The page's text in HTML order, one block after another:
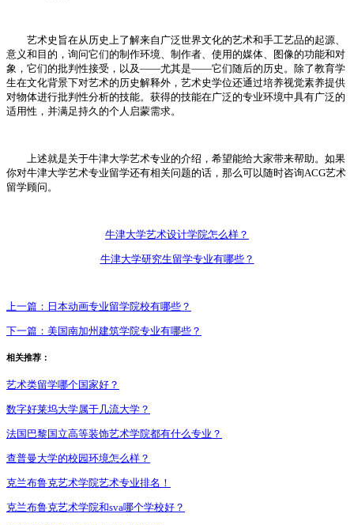
艺术史旨在从历史上了解来自广泛世界文化的艺术和手工艺品的起源、
意义和目的，询问它们的制作环境、制作者、使用的媒体、图像的功能和对
象，它们的批判性接受，以及——尤其是——它们随后的历史。除了教育学
生在文化背景下对艺术的历史解释外，艺术史学位还通过培养视觉素养提供
对物体进行批判性分析的技能。获得的技能在广泛的专业环境中具有广泛的
适用性，并满足持久的个人启蒙需求。
上述就是关于牛津大学艺术专业的介绍，希望能给大家带来帮助。如果
你对牛津大学艺术专业留学还有相关问题的话，那么可以随时咨询ACG艺术
留学顾问。
牛津大学艺术设计学院怎么样？
牛津大学研究生留学专业有哪些？
上一篇： 日本动画专业留学院校有哪些？
下一篇： 美国南加州建筑学院专业有哪些？
相关推荐：
艺术类留学哪个国家好？
数字好莱坞大学属于几流大学？
法国巴黎国立高等装饰艺术学院都有什么专业？
查普曼大学的校园环境怎么样？
克兰布鲁克艺术学院艺术专业排名！
克兰布鲁克艺术学院和sva哪个学校好？